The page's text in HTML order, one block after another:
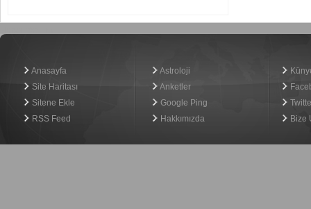
Anasayfa
Site Haritası
Sitene Ekle
RSS Feed
Astroloji
Anketler
Google Ping
Hakkımızda
Bize